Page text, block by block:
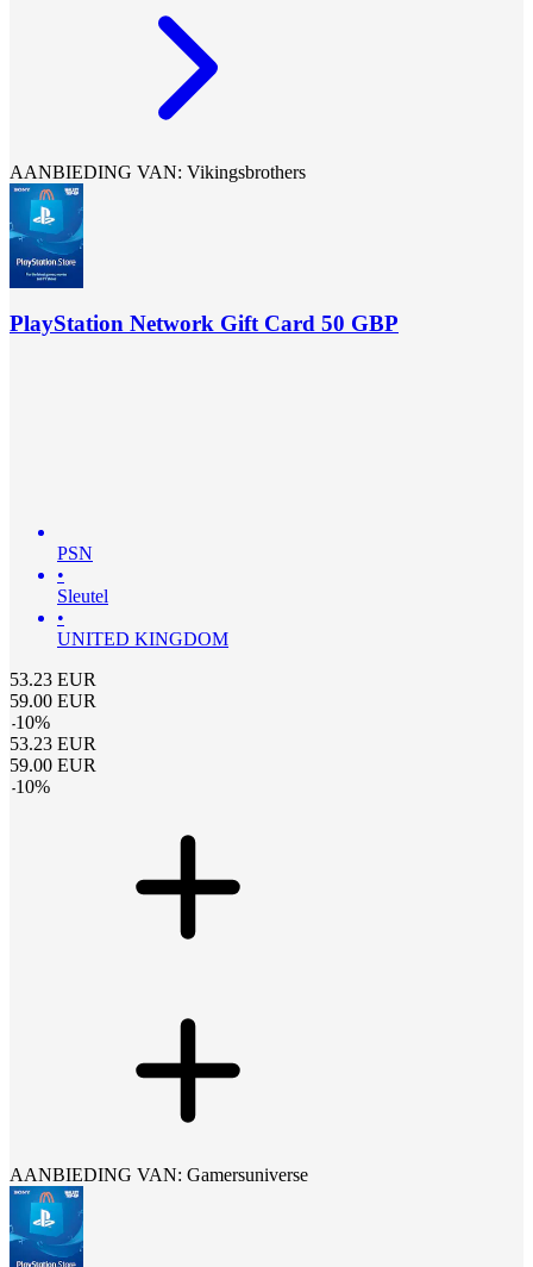
AANBIEDING VAN: Vikingsbrothers
PlayStation Network Gift Card 50 GBP
PSN
•
Sleutel
•
UNITED KINGDOM
53.23 EUR
59.00 EUR
-10%
53.23 EUR
59.00 EUR
-10%
AANBIEDING VAN: Gamersuniverse